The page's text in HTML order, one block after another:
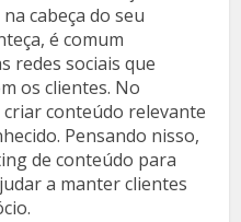
cabeça do seu
é comum
redes sociais que
os clientes. No
conteúdo relevante
Pensando nisso,
de conteúdo para
a manter clientes